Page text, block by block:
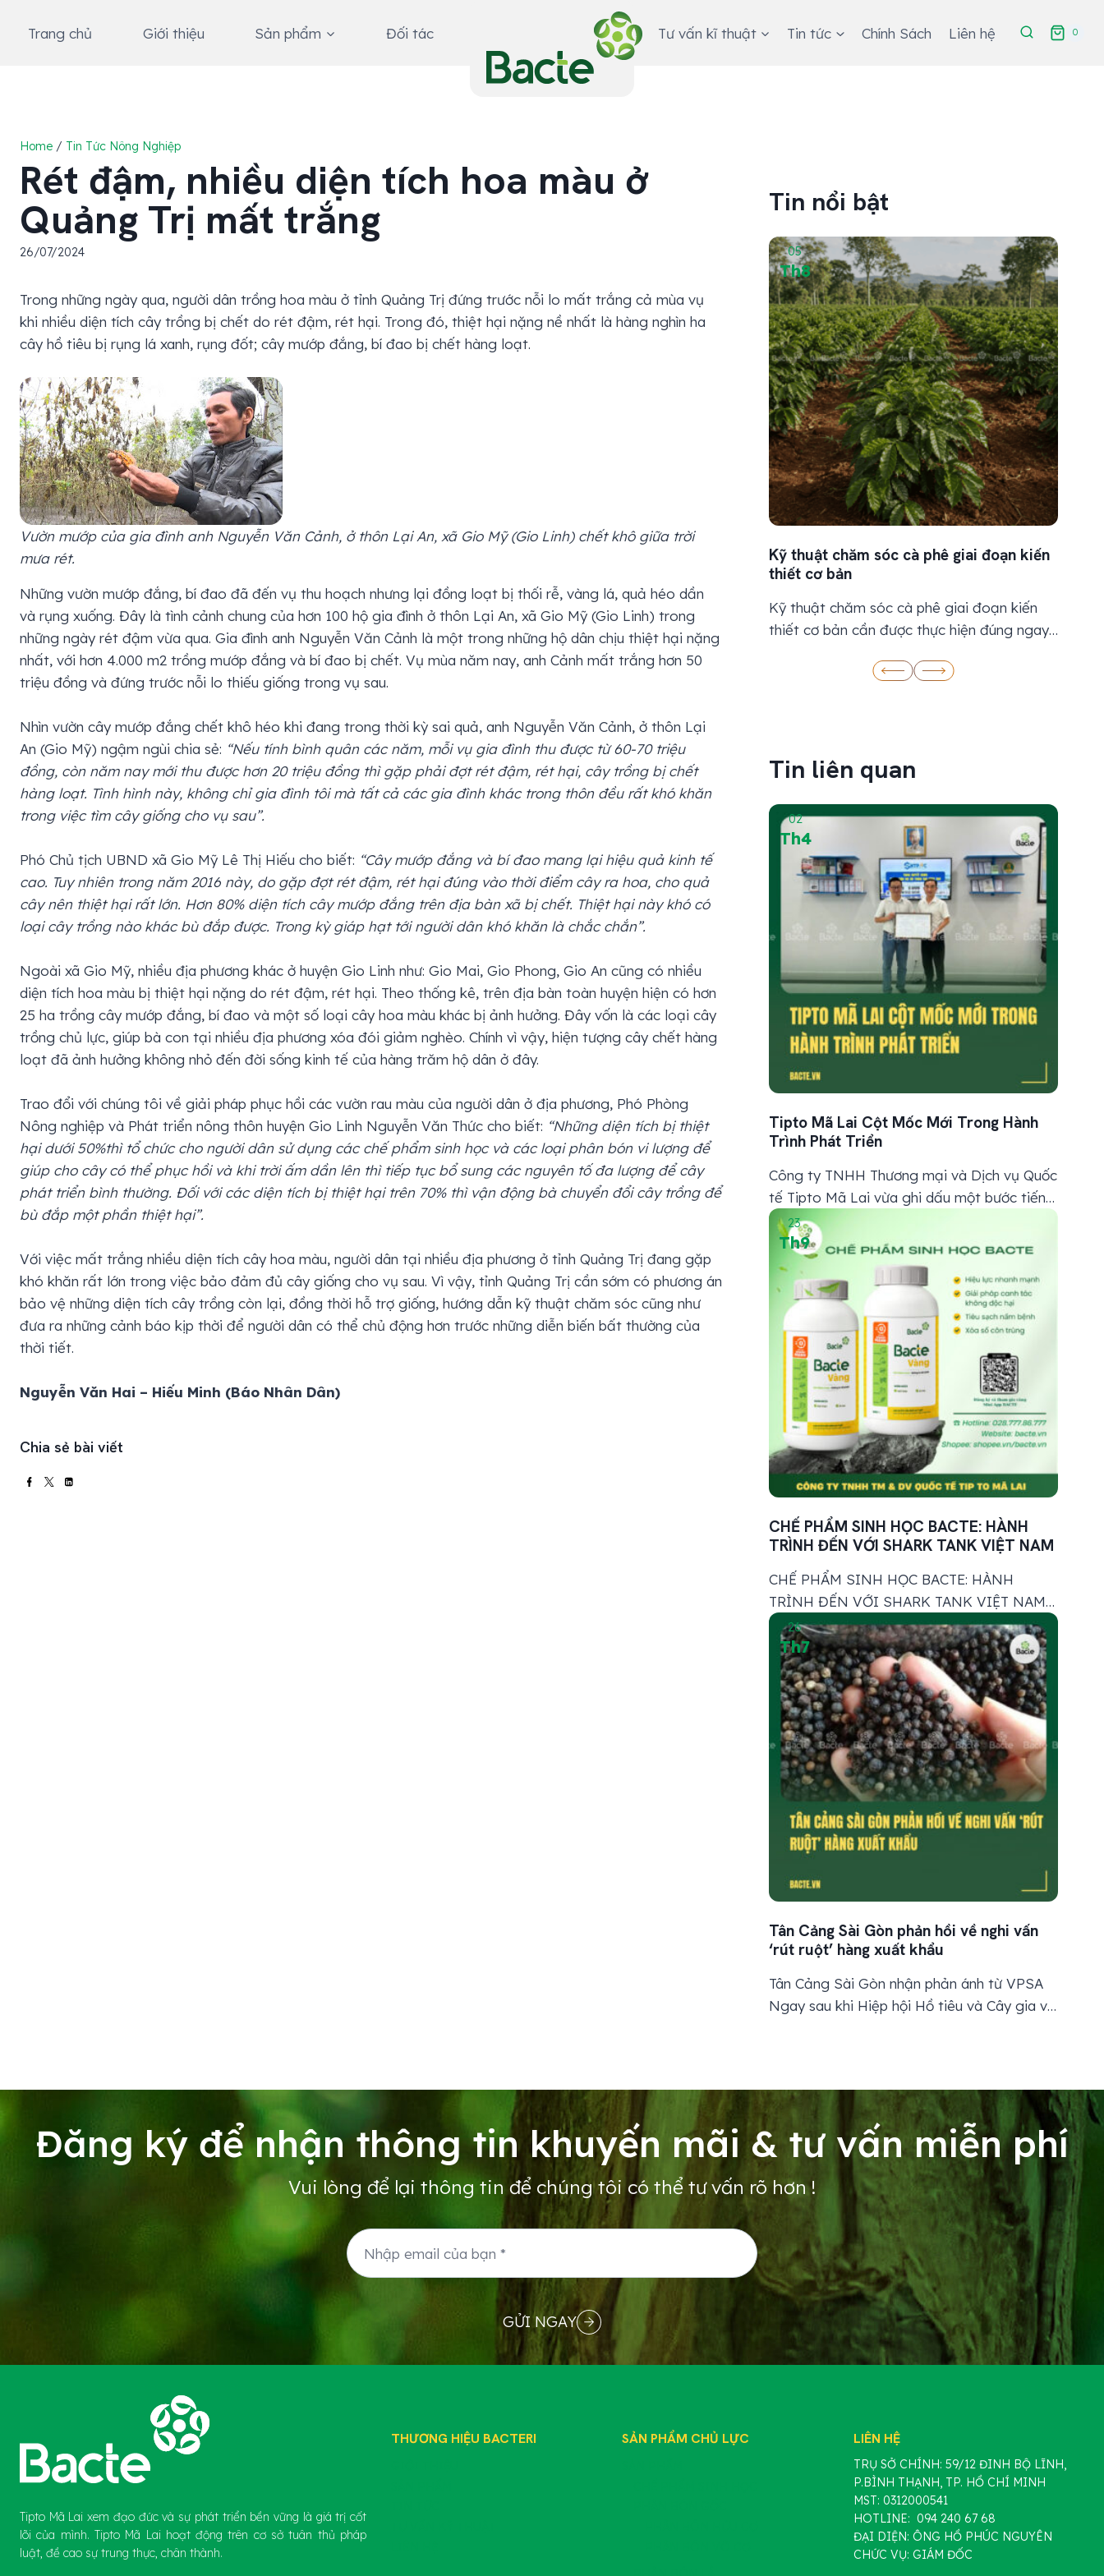
Trang chủ Giới thiệu Sản phẩm Đối tác Tư vấn kĩ thuật Tin tức Chính Sách Liên hệ 0
Home / Tin Tức Nông Nghiệp
Rét đậm, nhiều diện tích hoa màu ở
Quảng Trị mất trắng
26/07/2024
Trong những ngày qua, người dân trồng hoa màu ở tỉnh Quảng Trị đứng trước nỗi lo mất trắng cả mùa vụ
khi nhiều diện tích cây trồng bị chết do rét đậm, rét hại. Trong đó, thiệt hại nặng nề nhất là hàng nghìn ha
cây hồ tiêu bị rụng lá xanh, rụng đốt; cây mướp đắng, bí đao bị chết hàng loạt.
Vườn mướp của gia đình anh Nguyễn Văn Cảnh, ở thôn Lại An, xã Gio Mỹ (Gio Linh) chết khô giữa trời
mưa rét.
Những vườn mướp đắng, bí đao đã đến vụ thu hoạch nhưng lại đồng loạt bị thối rễ, vàng lá, quả héo dần
và rụng xuống. Đây là tình cảnh chung của hơn 100 hộ gia đình ở thôn Lại An, xã Gio Mỹ (Gio Linh) trong
những ngày rét đậm vừa qua. Gia đình anh Nguyễn Văn Cảnh là một trong những hộ dân chịu thiệt hại nặng
nhất, với hơn 4.000 m2 trồng mướp đắng và bí đao bị chết. Vụ mùa năm nay, anh Cảnh mất trắng hơn 50
triệu đồng và đứng trước nỗi lo thiếu giống trong vụ sau.
Nhìn vườn cây mướp đắng chết khô héo khi đang trong thời kỳ sai quả, anh Nguyễn Văn Cảnh, ở thôn Lại
An (Gio Mỹ) ngậm ngùi chia sẻ: “Nếu tính bình quân các năm, mỗi vụ gia đình thu được từ 60-70 triệu
đồng, còn năm nay mới thu được hơn 20 triệu đồng thì gặp phải đợt rét đậm, rét hại, cây trồng bị chết
hàng loạt. Tình hình này, không chỉ gia đình tôi mà tất cả các gia đình khác trong thôn đều rất khó khăn
trong việc tìm cây giống cho vụ sau”.
Phó Chủ tịch UBND xã Gio Mỹ Lê Thị Hiếu cho biết: “Cây mướp đắng và bí đao mang lại hiệu quả kinh tế
cao. Tuy nhiên trong năm 2016 này, do gặp đợt rét đậm, rét hại đúng vào thời điểm cây ra hoa, cho quả
cây nên thiệt hại rất lớn. Hơn 80% diện tích cây mướp đắng trên địa bàn xã bị chết. Thiệt hại này khó có
loại cây trồng nào khác bù đắp được. Trong kỳ giáp hạt tới người dân khó khăn là chắc chắn”.
Ngoài xã Gio Mỹ, nhiều địa phương khác ở huyện Gio Linh như: Gio Mai, Gio Phong, Gio An cũng có nhiều
diện tích hoa màu bị thiệt hại nặng do rét đậm, rét hại. Theo thống kê, trên địa bàn toàn huyện hiện có hơn
25 ha trồng cây mướp đắng, bí đao và một số loại cây hoa màu khác bị ảnh hưởng. Đây vốn là các loại cây
trồng chủ lực, giúp bà con tại nhiều địa phương xóa đói giảm nghèo. Chính vì vậy, hiện tượng cây chết hàng
loạt đã ảnh hưởng không nhỏ đến đời sống kinh tế của hàng trăm hộ dân ở đây.
Trao đổi với chúng tôi về giải pháp phục hồi các vườn rau màu của người dân ở địa phương, Phó Phòng
Nông nghiệp và Phát triển nông thôn huyện Gio Linh Nguyễn Văn Thức cho biết: “Những diện tích bị thiệt
hại dưới 50%thì tổ chức cho người dân sử dụng các chế phẩm sinh học và các loại phân bón vi lượng để
giúp cho cây có thể phục hồi và khi trời ấm dần lên thì tiếp tục bổ sung các nguyên tố đa lượng để cây
phát triển bình thường. Đối với các diện tích bị thiệt hại trên 70% thì vận động bà chuyển đổi cây trồng để
bù đắp một phần thiệt hại”.
Với việc mất trắng nhiều diện tích cây hoa màu, người dân tại nhiều địa phương ở tỉnh Quảng Trị đang gặp
khó khăn rất lớn trong việc bảo đảm đủ cây giống cho vụ sau. Vì vậy, tỉnh Quảng Trị cần sớm có phương án
bảo vệ những diện tích cây trồng còn lại, đồng thời hỗ trợ giống, hướng dẫn kỹ thuật chăm sóc cũng như
đưa ra những cảnh báo kịp thời để người dân có thể chủ động hơn trước những diễn biến bất thường của
thời tiết.
Nguyễn Văn Hai – Hiếu Minh (Báo Nhân Dân)
Chia sẻ bài viết
Tin nổi bật
05
Th8
Kỹ thuật chăm sóc cà phê giai đoạn kiến
thiết cơ bản
Kỹ thuật chăm sóc cà phê giai đoạn kiến
thiết cơ bản cần được thực hiện đúng ngay
nước, bón phân và quản lý sâu bệnh. Đây là
Tin liên quan
02
Th4
Tipto Mã Lai Cột Mốc Mới Trong Hành
Trình Phát Triển
Công ty TNHH Thương mại và Dịch vụ Quốc
tế Tipto Mã Lai vừa ghi dấu một bước tiến
quan trọng khi chính thức. Được phê duyệt
tham gia chương trình ươm tạo tại Vườn
ươm Doanh nghiệp Công nghệ cao. Đây là
cột mốc khẳng định vị thế và định hướng
phát triển bền...
23
Th9
CHẾ PHẨM SINH HỌC BACTE: HÀNH
TRÌNH ĐẾN VỚI SHARK TANK VIỆT NAM
CHẾ PHẨM SINH HỌC BACTE: HÀNH
TRÌNH ĐẾN VỚI SHARK TANK VIỆT NAM
Chế phẩm sinh học BACTE đã chính thức lên
sóng chương trình Shark Tank Việt Nam Mở
ra một chương mới cho hành trình phát triển
của sản phẩm. Được hình thành từ những
trăn trở và nhu cầu thực tế trong...
26
Th7
Tân Cảng Sài Gòn phản hồi về nghi vấn
‘rút ruột’ hàng xuất khẩu
Tân Cảng Sài Gòn nhận phản ánh từ VPSA
Ngay sau khi Hiệp hội Hồ tiêu và Cây gia vị
phúc đáp chính thức. Phó Tổng giám...
Đăng ký để nhận thông tin khuyến mãi & tư vấn miễn phí
Vui lòng để lại thông tin để chúng tôi có thể tư vấn rõ hơn !
GỬI NGAY
Tipto Mã Lai xem đạo đức và sự phát triển bền vững là giá trị cốt
lõi của mình. Tipto Mã Lai hoạt động trên cơ sở tuân thủ pháp
luật, đề cao sự trung thực, chân thành.
THƯƠNG HIỆU BACTERI SẢN PHẨM CHỦ LỰC LIÊN HỆ
TRỤ SỞ CHÍNH: 59/12 ĐINH BỘ LĨNH,
P.BÌNH THẠNH, TP. HỒ CHÍ MINH
MST: 0312000541
HOTLINE: 094 240 67 68
ĐẠI DIỆN: ÔNG HỒ PHÚC NGUYÊN
CHỨC VỤ: GIÁM ĐỐC